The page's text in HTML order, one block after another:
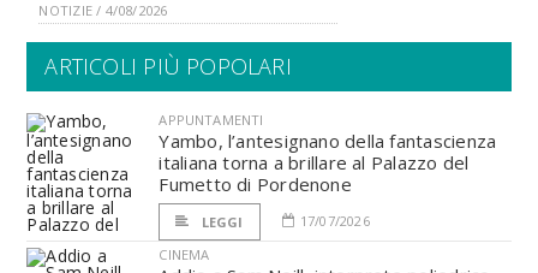
NOTIZIE / 4/08/2026
ARTICOLI PIÙ POPOLARI
APPUNTAMENTI
Yambo, l’antesignano della fantascienza
italiana torna a brillare al Palazzo del
Fumetto di Pordenone
LEGGI
17/07/2026
CINEMA